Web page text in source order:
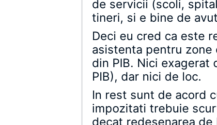
de servicii (scoli,
tineri, si e bine de
Deci eu cred ca este
asistenta pentru zone
din PIB. Nici
PIB), dar nici de loc.
In rest sunt de acord
impozitati trebuie
decat redesenarea